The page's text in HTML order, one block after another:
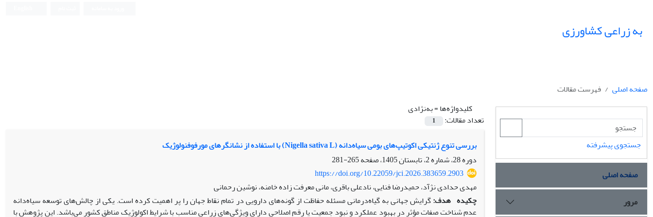
به زراعی کشاورزی
صفحه اصلی
فهرست مقالات
کلیدواژه‌ها =به‌نژادی
تعداد مقالات:
1
بررسی تنوع ژنتیکی اکوتیپ‌های بومی سیاه‌دانه (Nigella sativa L) با استفاده از نشانگرهای مورفوفنولوژیک
دوره 28، شماره 2، تابستان 1405، صفحه
265-281
https://doi.org/10.22059/jci.2026.383659.2903
مهدی حدادی نژآد، حمیدرضا فنایی، نادعلی باقری، مانی معرفت زاده خامنه، نوشین رحمانی
چکیده هدف:گرایش جهانی به گیاه‌درمانی مسئله حفاظت از گونه‌های دارویی در تمام نقاط جهان را پر اهمیت کرده است. یکی از چالش‌های توسعه سیاه‌دانه
عدم شناخت صفات مؤثر در بهبود عملکرد و نبود جمعیت یا رقم اصلاحی دارای ویژگی‌های زراعی مناسب با شرایط اکولوژیک مناطق کشور می‌باشد. این پژوهش با
جستجوی پیشرفته
صفحه اصلی
مرور